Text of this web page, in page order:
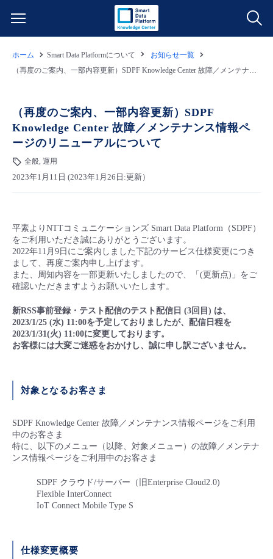
クラウド/サーバー
ネットワーク
モニタリング/監査
サポート
管理機能
すべてのメニューを見る
データ利活用
クラウド/サーバー
IoT
モニタリング/監査
サポート
管理機能
料金情報
料金シミュレーター
クラウド/サーバー
ネットワーク
IoT
モニタリング/監査
ご利用開始ガイド
- 管理機能
■ セットアップガイド
- 新規お申し込み方法
- 初期設定・確認
- APIリファレンス
■ 基本構築ガイド
- バックアップ
- セキュリティ・監査
- IoT
- ITインフラストラクチャー
故障/メンテナンス情報
サービス稼働状況
故障/メンテナンス履歴
メンテナンス予定
販売パートナー向けプログラム
トレーニング/操作動画
ホーム Smart Data Platformについて
お知らせ一覧
（再度のご案内、一部内容更新）SDPF Knowledge Center 故障／メンテナンス情報ページのリニューアルについて
（再度のご案内、一部内容更新）SDPF
Knowledge Center 故障／メンテナンス情報ペ
ージのリニューアルについて
全般, 運用
2023年1月11日 (2023年1月26日:更新）
平素よりNTTコミュニケーションズ Smart Data Platform（SDPF）
をご利用いただき誠にありがとうございます。
2022年11月9日にご案内しました下記のサービス仕様変更につき
まして、再度ご案内申し上げます。
また、周知内容を一部更新いたしましたので、「(更新点)」をご
確認いただきますようお願いいたします。
新RSS事前登録・テスト配信のテスト配信日 (3回目) は、
2023/1/25 (水) 11:00を予定しておりましたが、配信日程を
2023/1/31(火) 11:00に変更しております。
お客様には大変ご迷惑をおかけし、誠に申し訳ございません。
対象となるお客さま
SDPF Knowledge Center 故障／メンテナンス情報ページをご利用
中のお客さま
特に、以下のメニュー（以降、対象メニュー）の故障／メンテナ
ンス情報ページをご利用中のお客さま
SDPF クラウド/サーバー（旧Enterprise Cloud2.0)
Flexible InterConnect
IoT Connect Mobile Type S
仕様変更概要